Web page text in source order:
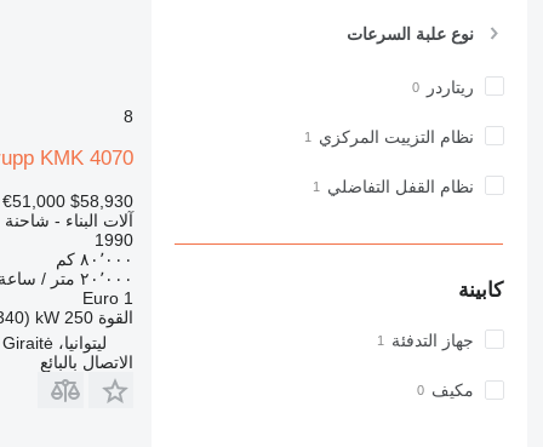
AP
CB
D series
F-series
NR
نوع علبة السرعات
ريتاردر
نظام التزييت المركزي
نظام القفل التفاضلي
كابينة
جهاز التدفئة
مكيف
8
KMK 4070
$58,930
€51,000
آلات البناء -
1990
٨٠٬٠٠٠ كم
٢٠٬٠٠٠ متر / ساعة
Euro 1
القوة 250 kW (340 حصان)
ليتوانيا، Giraitė
الاتصال بالبائع